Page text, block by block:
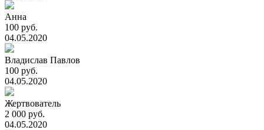
Анна
100 руб.
04.05.2020
Владислав Павлов
100 руб.
04.05.2020
Жертвователь
2 000 руб.
04.05.2020